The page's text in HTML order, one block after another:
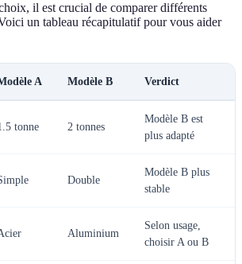
il est crucial de comparer différents
un tableau récapitulatif pour vous aider
A Modèle B Verdict
tonne 2 tonnes
Modèle B est
plus adapté
Double
Modèle B plus
stable
Aluminium
Selon usage,
choisir A ou B